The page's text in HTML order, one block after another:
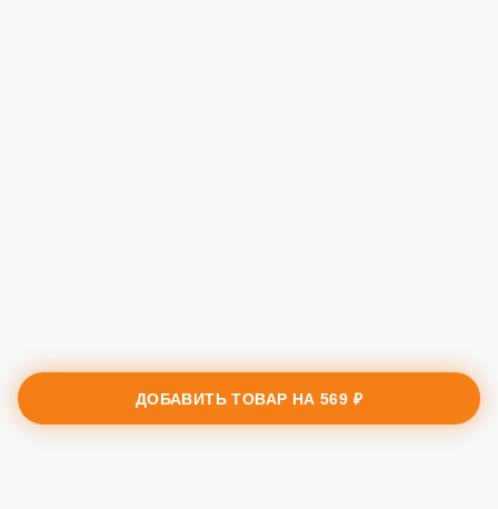
ДОБАВИТЬ ТОВАР НА569 ₽